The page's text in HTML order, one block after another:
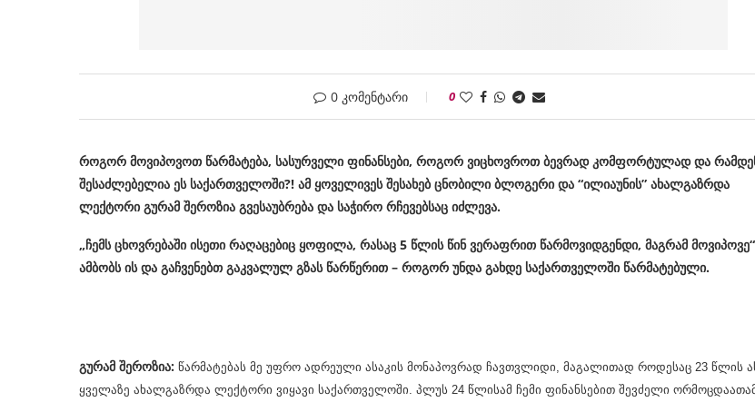
0 კომენტარი 0
როგორ მოვიპოვოთ წარმატება, სასურველი ფინანსები, როგორ ვიცხოვროთ ბევრად კომფორტულად და
შესაძლებელია ეს საქართველოში?! ამ ყოველივეს შესახებ ცნობილი ბლოგერი და “ილიაუნის” ახალგაზრდა
ლექტორი გურამ შეროზია გვესაუბრება და საჭირო რჩევებსაც იძლევა.
„ჩემს ცხოვრებაში ისეთი რაღაცებიც ყოფილა, რასაც 5 წლის წინ ვერაფრით წარმოვიდგენდი, მაგრამ
ამბობს ის და გაჩვენებთ გაკვალულ გზას წარწერით – როგორ უნდა გახდე საქართველოში წარმატებული.
გურამ შეროზია: წარმატებას მე უფრო ადრეული ასაკის მონაპოვრად ჩავთვლიდი, მაგალითად როდესაც 23 წლის
ყველაზე ახალგაზრდა ლექტორი ვიყავი საქართველოში. პლუს 24 წლისამ ჩემი ფინანსებით შევძელი